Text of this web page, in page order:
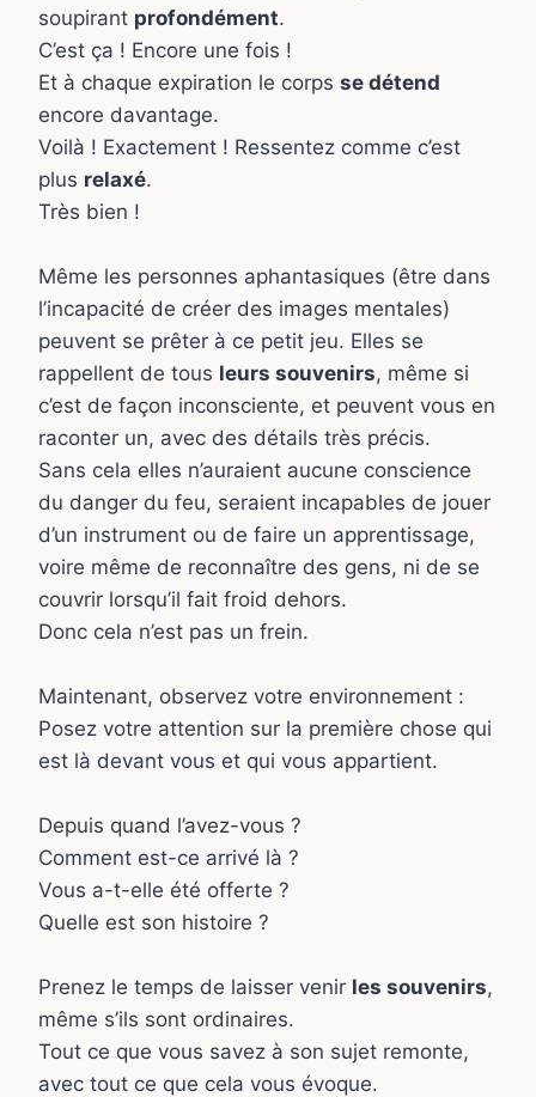
soupirant profondément.
C’est ça ! Encore une fois !
Et à chaque expiration le corps se détend
encore davantage.
Voilà ! Exactement ! Ressentez comme c’est
plus relaxé.
Très bien !
Même les personnes aphantasiques (être dans
l’incapacité de créer des images mentales)
peuvent se prêter à ce petit jeu. Elles se
rappellent de tous leurs souvenirs, même si
c’est de façon inconsciente, et peuvent vous en
raconter un, avec des détails très précis.
Sans cela elles n’auraient aucune conscience
du danger du feu, seraient incapables de jouer
d’un instrument ou de faire un apprentissage,
voire même de reconnaître des gens, ni de se
couvrir lorsqu’il fait froid dehors.
Donc cela n’est pas un frein.
Maintenant, observez votre environnement :
Posez votre attention sur la première chose qui
est là devant vous et qui vous appartient.
Depuis quand l’avez-vous ?
Comment est-ce arrivé là ?
Vous a-t-elle été offerte ?
Quelle est son histoire ?
Prenez le temps de laisser venir les souvenirs,
même s’ils sont ordinaires.
Tout ce que vous savez à son sujet remonte,
avec tout ce que cela vous évoque.